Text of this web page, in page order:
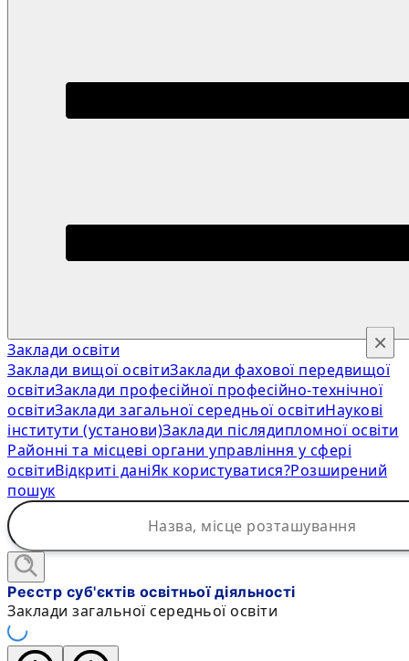
Заклади освіти
Заклади вищої освітиЗаклади фахової передвищої
освітиЗаклади професійної професійно-технічної
освітиЗаклади загальної середньої освітиНаукові
інститути (установи)Заклади післядипломної освіти
Районні та місцеві органи управління у сфері
освітиВідкриті даніЯк користуватися?Розширений
пошук
×
Реєстр суб'єктів освітньої діяльності
Заклади загальної середньої освіти